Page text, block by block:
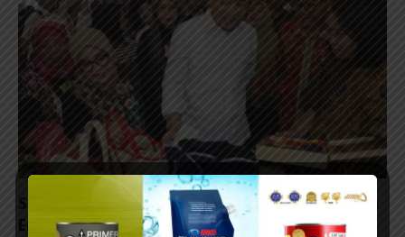
Surabaya Great Expo 2026 Resmi Dibuka, Wali Kota
Eri Bidik Transaksi Tembus Rp9 Miliar